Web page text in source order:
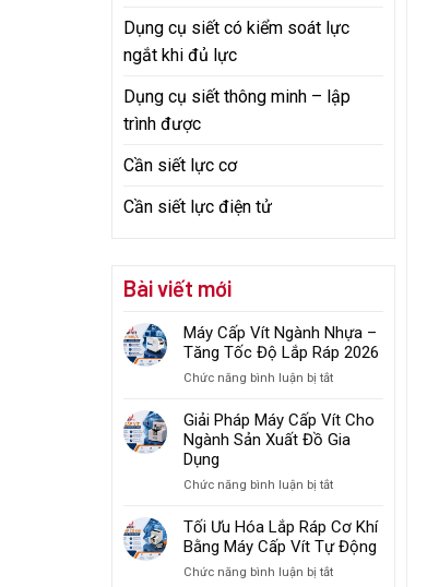
Dụng cụ siết có kiểm soát lực
ngắt khi đủ lực
Dụng cụ siết thông minh – lập
trình được
Cần siết lực cơ
Cần siết lực điện tử
Bài viết mới
Máy Cấp Vít Ngành Nhựa –
Tăng Tốc Độ Lắp Ráp 2026
Chức năng bình luận bị tắtở
Cấp
Vít
–
Tốc
Độ
Giải Pháp Máy Cấp Vít Cho
Ngành Sản Xuất Đồ Gia
Dụng
Chức năng bình luận bị tắtở
Pháp
Máy
Cấp
Vít
Tối Ưu Hóa Lắp Ráp Cơ Khí
Bằng Máy Cấp Vít Tự Động
Chức năng bình luận bị tắtở